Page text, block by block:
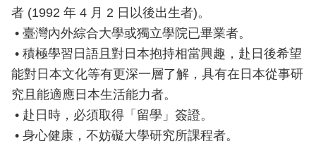
者 (1992 年 4 月 2 日以後出生者)。
• 臺灣內外綜合大學或獨立學院已畢業者。
• 積極學習日語且對日本抱持相當興趣，赴日後希望
能對日本文化等有更深一層了解，具有在日本從事研
究且能適應日本生活能力者。
• 赴日時，必須取得「留學」簽證。
• 身心健康，不妨礙大學研究所課程者。